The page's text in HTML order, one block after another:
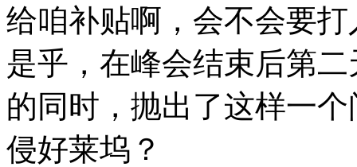
给咱补贴啊，会不会要
是乎，在峰会结束后第
的同时，抛出了这样一
侵好莱坞？